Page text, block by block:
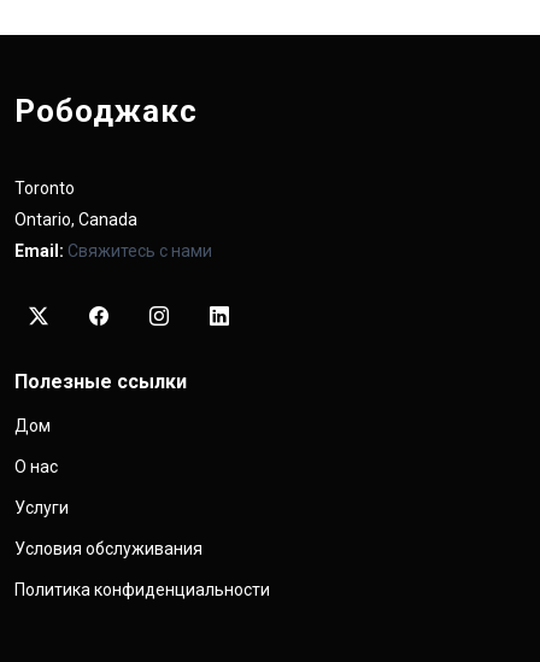
Рободжакс
Toronto
Ontario, Canada
Email: Свяжитесь с нами
Полезные ссылки
Дом
О нас
Услуги
Условия обслуживания
Политика конфиденциальности